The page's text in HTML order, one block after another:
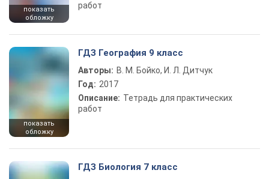
показать
обложку
работ
показать
обложку
ГДЗ География 9 класс
Авторы: В. М. Бойко, И. Л. Дитчук
Год: 2017
Описание: Тетрадь для практических
работ
ГДЗ Биология 7 класс